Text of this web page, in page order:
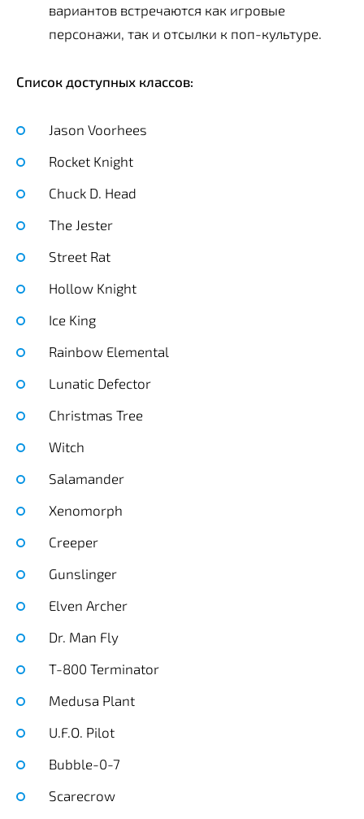
вариантов встречаются как игровые
персонажи, так и отсылки к поп-культуре.
Список доступных классов:
Jason Voorhees
Rocket Knight
Chuck D. Head
The Jester
Street Rat
Hollow Knight
Ice King
Rainbow Elemental
Lunatic Defector
Christmas Tree
Witch
Salamander
Xenomorph
Creeper
Gunslinger
Elven Archer
Dr. Man Fly
T-800 Terminator
Medusa Plant
U.F.O. Pilot
Bubble-0-7
Scarecrow